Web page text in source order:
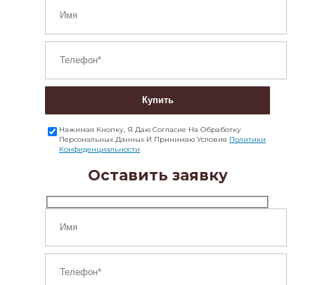
Купить
Нажимая Кнопку, Я Даю Согласие На Обработку
Персональных Данных И Принимаю Условия Политики
Конфиденциальности
Оставить заявку